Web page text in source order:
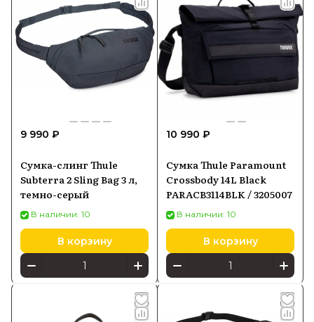
9 990 ₽
Сумка-слинг Thule
Subterra 2 Sling Bag 3 л,
темно-серый
В наличии: 10
В корзину
10 990 ₽
Сумка Thule Paramount
Crossbody 14L Black
PARACB3114BLK / 3205007
В наличии: 10
В корзину